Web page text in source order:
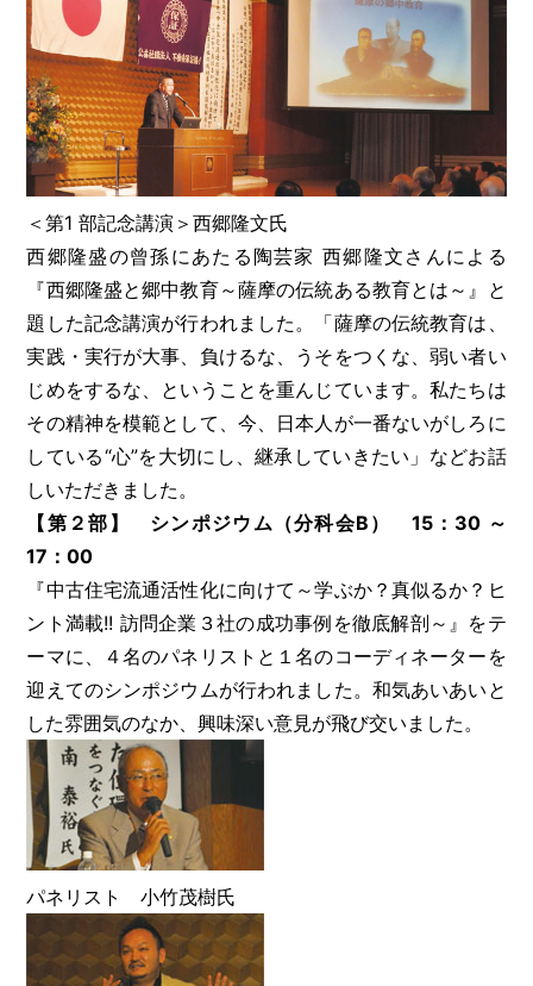
＜第1 部記念講演＞西郷隆文氏
西郷隆盛の曾孫にあたる陶芸家 西郷隆文さんによる
『西郷隆盛と郷中教育～薩摩の伝統ある教育とは～』と
題した記念講演が行われました。「薩摩の伝統教育は、
実践・実行が大事、負けるな、うそをつくな、弱い者い
じめをするな、ということを重んじています。私たちは
その精神を模範として、今、日本人が一番ないがしろに
している“心”を大切にし、継承していきたい」などお話
しいただきました。
【第２部】 シンポジウム（分科会B） 15：30 ～
17：00
『中古住宅流通活性化に向けて～学ぶか？真似るか？ヒ
ント満載!! 訪問企業３社の成功事例を徹底解剖～』をテ
ーマに、４名のパネリストと１名のコーディネーターを
迎えてのシンポジウムが行われました。和気あいあいと
した雰囲気のなか、興味深い意見が飛び交いました。
パネリスト 小竹茂樹氏